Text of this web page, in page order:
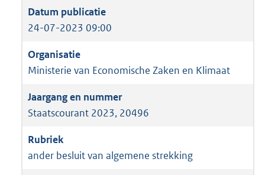
24-07-2023 09:00
Ministerie van Economische Zaken en Klimaat
Staatscourant 2023, 20496
ander besluit van algemene strekking